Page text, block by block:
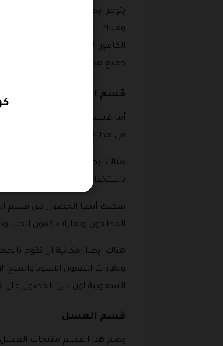
يتوفر ايضا في هذا القسم زيت
وهناك ايضا زيت القرفه والعنب
جميع هذه المقتضيات ويمكن
قسم البهارات
أما قسم البهارات فهو يحتوي
في هذا القسمه والزنجبيل
هناك ايضا بهارات أخرى يمكن
باستخدام كود خصم شمول
يمكنك أيضا الحصول من قسم
المطحون وبهارات كمون الحب
هناك ايضا امكانية ان تقوم
وبهارات الليمون الاسود
السعودية اون لاين الحصول
قسم العسل
يضم هذا القسم منتجات العسل